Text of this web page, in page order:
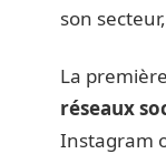
son
La
réseaux
Instagram